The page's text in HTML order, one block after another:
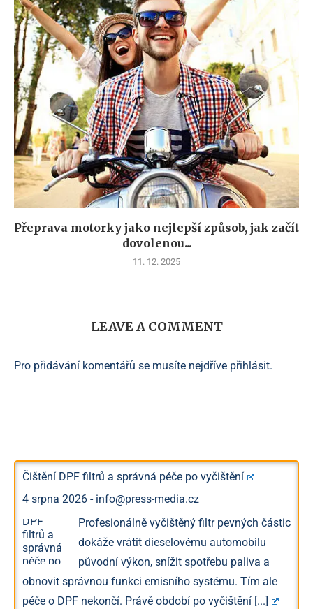
Přeprava motorky jako nejlepší způsob, jak začít
dovolenou...
11. 12. 2025
LEAVE A COMMENT
Pro přidávání komentářů se musíte nejdříve přihlásit.
Čištění DPF filtrů a správná péče po vyčištění
4 srpna 2026 - info@press-media.cz
Profesionálně vyčištěný filtr pevných částic
dokáže vrátit dieselovému automobilu
původní výkon, snížit spotřebu paliva a
obnovit správnou funkci emisního systému. Tím ale
péče o DPF nekončí. Právě období po vyčištění [...]